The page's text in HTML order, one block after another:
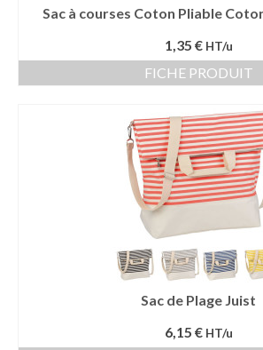
Sac à courses Coton Pliable
1,35 € HT/u
FICHE PRODUIT
Sac de Plage Juist
6,15 € HT/u